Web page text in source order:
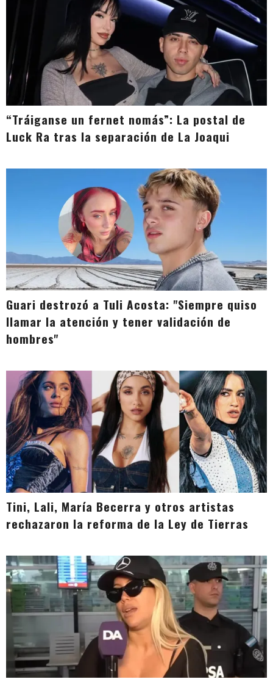
“Tráiganse un fernet nomás”: La postal de
Luck Ra tras la separación de La Joaqui
Guari destrozó a Tuli Acosta: "Siempre quiso
llamar la atención y tener validación de
hombres"
Tini, Lali, María Becerra y otros artistas
rechazaron la reforma de la Ley de Tierras